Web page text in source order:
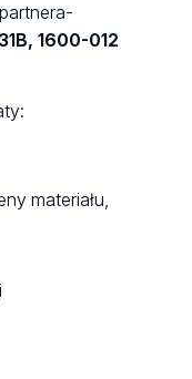
1600-012
materiału,